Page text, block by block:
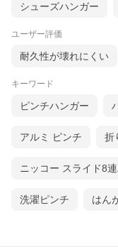
シューズハンガー
ユーザー評価
耐久性が壊れにくい
キーワード
ピンチハンガー
アルミ ピンチ 折
ニッコー スライド8
洗濯ピンチ はん